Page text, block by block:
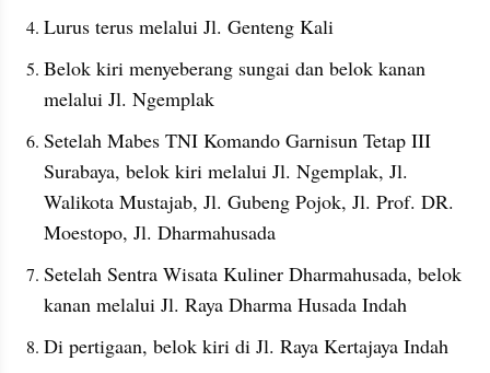
Lurus terus melalui Jl. Genteng Kali
Belok kiri menyeberang sungai dan belok kanan
melalui Jl. Ngemplak
Setelah Mabes TNI Komando Garnisun Tetap III
Surabaya, belok kiri melalui Jl. Ngemplak, Jl.
Walikota Mustajab, Jl. Gubeng Pojok, Jl. Prof. DR.
Moestopo, Jl. Dharmahusada
Setelah Sentra Wisata Kuliner Dharmahusada, belok
kanan melalui Jl. Raya Dharma Husada Indah
Di pertigaan, belok kiri di Jl. Raya Kertajaya Indah